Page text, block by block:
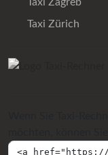
Taxi Zagreb
Taxi Zürich